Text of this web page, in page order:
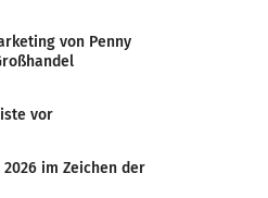
von Penny
vor
im Zeichen der